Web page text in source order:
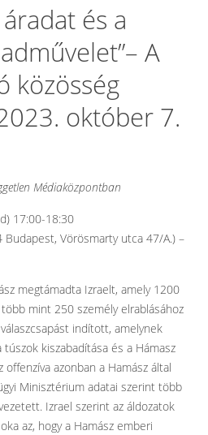
és a
A
közösség
október 7.
Médiaközpontban
17:00-18:30
Budapest, Vörösmarty utca 47/A.) –
megtámadta Izraelt, amely 1200
mint 250 személy elrablásához
indított, amelynek
kiszabadítása és a Hámasz
azonban a Hamász által
Minisztérium adatai szerint több
Izrael szerint az áldozatok
az, hogy a Hamász emberi